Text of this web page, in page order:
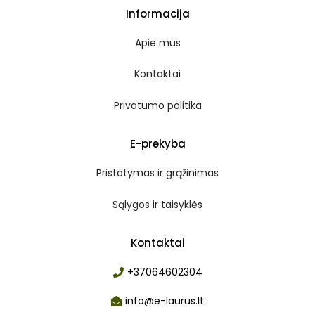
Informacija
Apie mus
Kontaktai
Privatumo politika
E-prekyba
Pristatymas ir grąžinimas
Sąlygos ir taisyklės
Kontaktai
+37064602304
info@e-laurus.lt